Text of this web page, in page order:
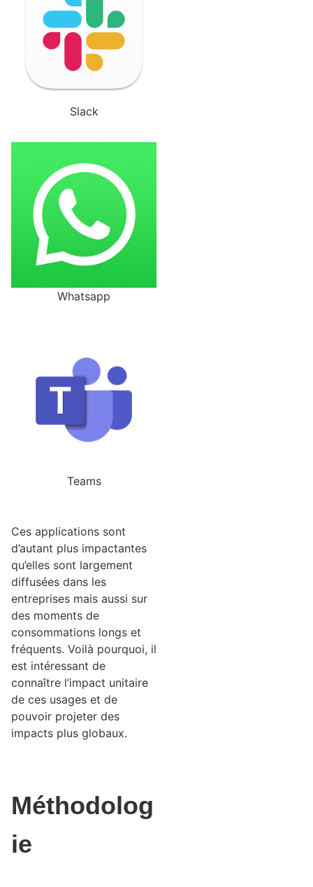
Slack
Whatsapp
Teams
Ces applications sont
d’autant plus impactantes
qu’elles sont largement
diffusées dans les
entreprises mais aussi sur
des moments de
consommations longs et
fréquents. Voilà pourquoi, il
est intéressant de
connaître l‘impact unitaire
de ces usages et de
pouvoir projeter des
impacts plus globaux.
Méthodolog
ie